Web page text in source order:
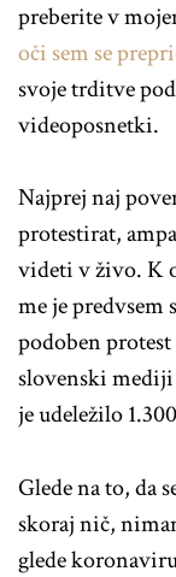
preberite v
oči sem se
svoje trditve
videoposnetki.
Najprej naj
protestirat,
videti v živo. K
me je predvsem
podoben
slovenski mediji
je udeležilo
Glede na to, da
skoraj nič,
glede